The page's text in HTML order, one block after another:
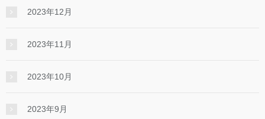
2023年12月
2023年11月
2023年10月
2023年9月